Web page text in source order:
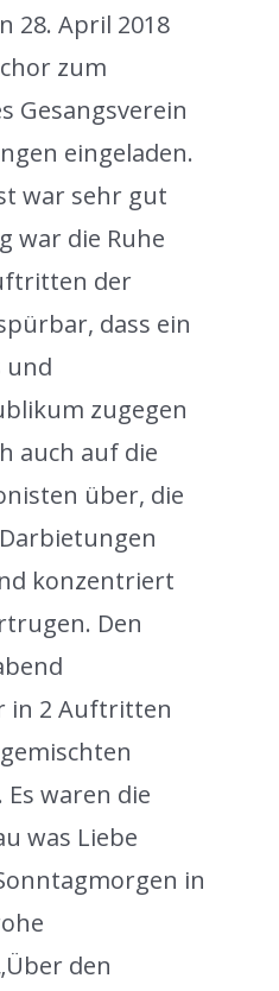
28. April 2018
zum
Gesangsverein
eingeladen.
war sehr gut
war die Ruhe
der
dass ein
und
zugegen
auch auf die
über, die
konzentriert
Den
in 2 Auftritten
waren die
was Liebe
in
den